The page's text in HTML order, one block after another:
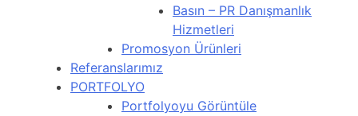
Basın – PR Danışmanlık
Hizmetleri
Promosyon Ürünleri
Referanslarımız
PORTFOLYO
Portfolyoyu Görüntüle